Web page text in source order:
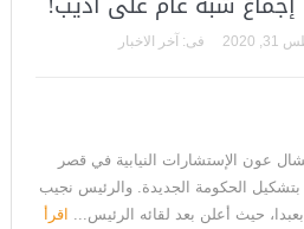
2020 فى: آخر الاخبار
عون الإستشارات النيابية في قصر
بتشكيل الحكومة الجديدة. والرئيس نجيب
حيث أعلن بعد لقائه الرئيس...
اقرأ